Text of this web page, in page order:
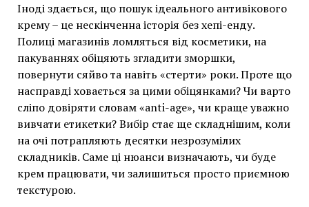
Іноді здається, що пошук ідеального антивікового
крему – це нескінченна історія без хепі-енду.
Полиці магазинів ломляться від косметики, на
пакуваннях обіцяють згладити зморшки,
повернути сяйво та навіть «стерти» роки. Проте що
насправді ховається за цими обіцянками? Чи варто
сліпо довіряти словам «anti-age», чи краще уважно
вивчати етикетки? Вибір стає ще складнішим, коли
на очі потрапляють десятки незрозумілих
складників. Саме ці нюанси визначають, чи буде
крем працювати, чи залишиться просто приємною
текстурою.